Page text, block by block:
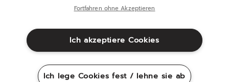
(deutsch)
Rechtliche Hinweise
Cookies
Fortfahren ohne Akzeptieren
Ich akzeptiere Cookies
Ich lege Cookies fest / lehne sie ab